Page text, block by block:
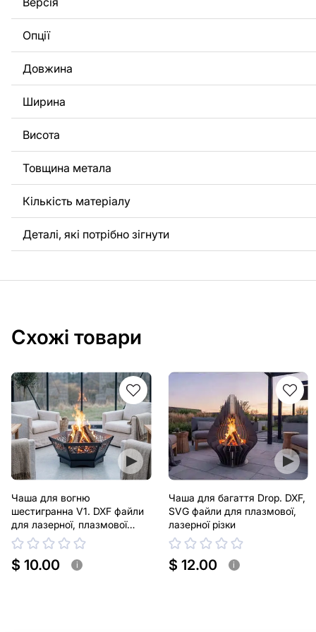
потрібно, щоб ми виконали індивідуальне креслення
вас, будь ласка, зв'яжіться з нами.
Якщо у вас залишилися питання або вам потрібна
нами в будь-який час, ми завжди готові допомогти.
Опції
Довжина
Ширина
Висота
Товщина метала
Кількість матеріалу
Деталі, які потрібно зігнути
Схожі товари
Чаша для вогню
шестигранна V1. DXF файли
для лазерної, плазмової
різки
$ 10.00 i
Чаша для багаття Drop. DXF,
SVG файли для плазмової,
лазерної різки
$ 12.00 i